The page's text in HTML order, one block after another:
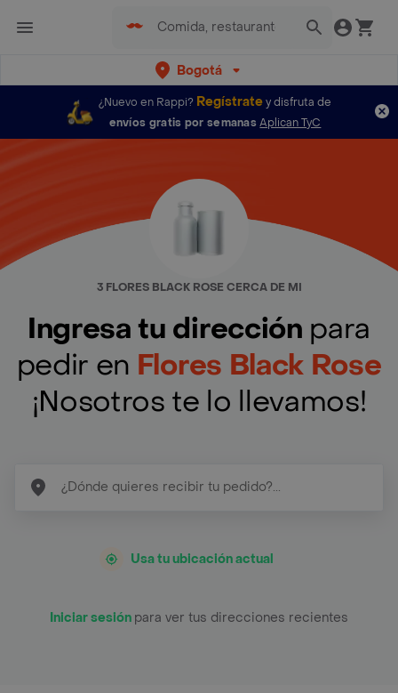
Bogotá
¿Nuevo en Rappi? Regístratey disfruta de
envíos gratis por semanas Aplican TyC
3 FLORES BLACK ROSE CERCA DE MI
Ingresa tu dirección para
pedir en Flores Black Rose
¡Nosotros te lo llevamos!
Usa tu ubicación actual
Iniciar sesión para ver tus direcciones recientes